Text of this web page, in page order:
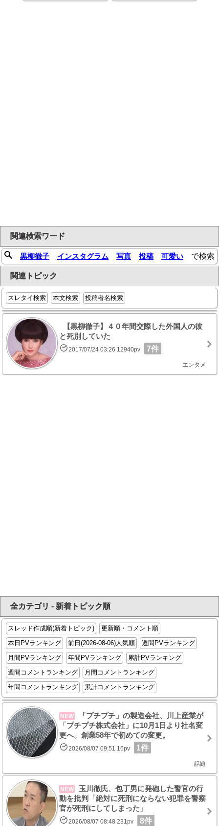
関連検索ワード
黒柳徹子 インスタグラム 写真 投稿 可愛い で検索
関連トピック
スレタイ検索 本文検索 投稿者名検索
【黒柳徹子】４０年間交際した外国人の彼
と死別していた
2017/07/24 03:26 12940pv 7件
エンタメ
全カテゴリ - 新着トピック順
スレッド作成順(新着トピック)
更新順・コメント順
本日PVランキング
前日(2026-08-06)人気順
週間PVランキング
月間PVランキング
年間PVランキング
累計PVランキング
週間コメントランキング
月間コメントランキング
年間コメントランキング
累計コメントランキング
NEW
「プチプチ」の製造会社、川上産業が
「プチプチ株式会社」に10月1日より社名変
更へ。創業58年で初めての変更。
2026/08/07 09:51 16pv 1件
話題
NEW
玉川徹氏、包丁男に発砲した警官の行
動を批判「絶対に死刑にならない犯罪を警察
官が死刑にしてしまった」
2026/08/07 08:48 231pv 8件